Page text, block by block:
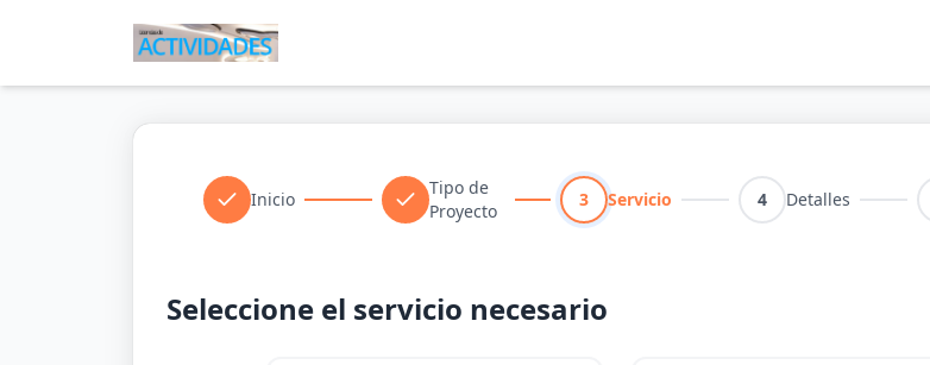
Inicio
Tipo de
Proyecto
3 Servicio 4 Detalles
Seleccione el servicio necesario